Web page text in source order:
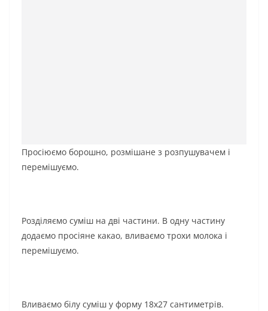
Просіюємо борошно, розмішане з розпушувачем і
перемішуємо.
Розділяємо суміш на дві частини. В одну частину
додаємо просіяне какао, вливаємо трохи молока і
перемішуємо.
Вливаємо білу суміш у форму 18х27 сантиметрів.